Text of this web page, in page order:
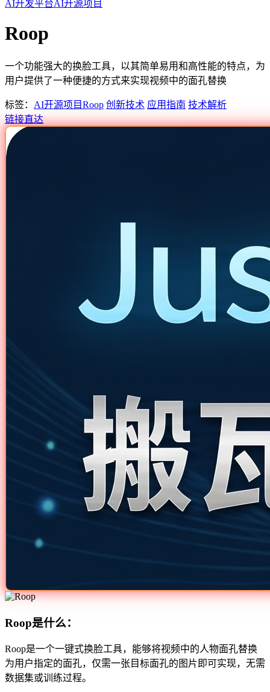
AI开发平台AI开源项目
Roop
一个功能强大的换脸工具，以其简单易用和高性能的特点，为
用户提供了一种便捷的方式来实现视频中的面孔替换
标签： AI开源项目Roop 创新技术 应用指南 技术解析
链接直达
Roop是什么：
Roop是一个一键式换脸工具，能够将视频中的人物面孔替换
为用户指定的面孔，仅需一张目标面孔的图片即可实现，无需
数据集或训练过程。